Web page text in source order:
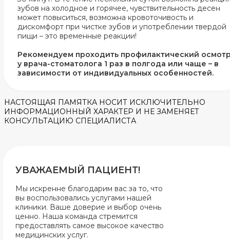
зубов на холодное и горячее, чувствительность десен
может повыситься, возможна кровоточивость и
дискомфорт при чистке зубов и употреблении твердой
пищи – это временные реакции!
Рекомендуем проходить профилактический
у врача-стоматолога 1 раз в полгода или чаще – в
зависимости от индивидуальных особенностей.
НАСТОЯЩАЯ ПАМЯТКА НОСИТ ИСКЛЮЧИТЕЛЬНО
ИНФОРМАЦИОННЫЙ ХАРАКТЕР И НЕ ЗАМЕНЯЕТ
КОНСУЛЬТАЦИЮ СПЕЦИАЛИСТА
УВАЖАЕМЫЙ ПАЦИЕНТ!
Мы искренне благодарим вас за то, что
вы воспользовались услугами нашей
клиники. Ваше доверие и выбор очень
ценно. Наша команда стремится
предоставлять самое высокое качество
медицинских услуг.